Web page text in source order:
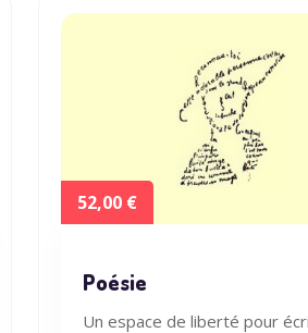
52,00 €
Poésie
Un espace de liberté pour